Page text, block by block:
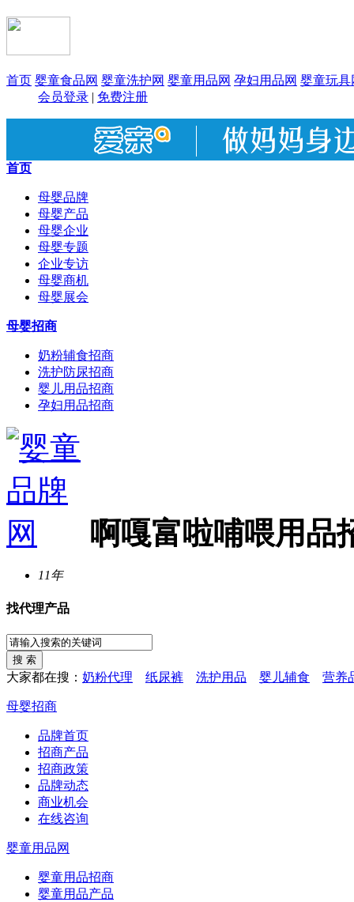
首页 婴童食品网 婴童洗护网 婴童用品网 孕妇用品网 婴童玩具
会员登录 | 免费注册
首页
母婴品牌
母婴产品
母婴企业
母婴专题
企业专访
母婴商机
母婴展会
母婴招商
奶粉辅食招商
洗护防尿招商
婴儿用品招商
孕妇用品招商
啊嘎富啦哺喂用品
11年
找代理产品
大家都在搜： 奶粉代理 纸尿裤 洗护用品 婴儿辅食 营养
母婴招商
品牌首页
招商产品
招商政策
品牌动态
商业机会
在线咨询
婴童用品网
婴童用品招商
婴童用品产品